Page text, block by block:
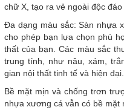
chữ X, tạo ra vẻ ngoài độc
Đa dạng màu sắc: Sàn nhựa
cho phép bạn lựa chọn phù
thất của bạn. Các màu sắc
trung tính, như nâu, xám,
gian nội thất tinh tế và hiện đại.
Bề mặt mịn và chống trơn
nhựa xương cá vẫn có bề mặt